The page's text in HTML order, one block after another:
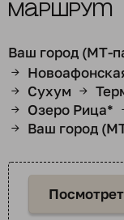
Маршрут
Ваш город (МТ-
→
→ Сухум →
→ Озеро Рица*
→ Ваш город